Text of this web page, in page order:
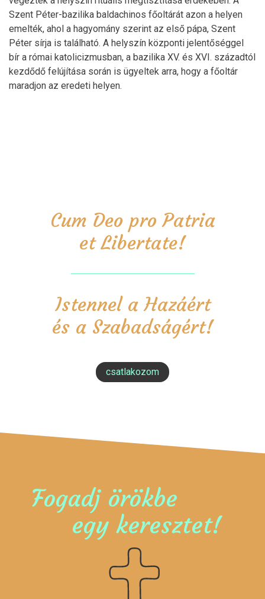
Szent Péter-bazilika baldachinos főoltárát azon a helyen
emelték, ahol a hagyomány szerint az első pápa, Szent
Péter sírja is található. A helyszín központi jelentőséggel
bír a római katolicizmusban, a bazilika XV. és XVI. századtól
kezdődő felújítása során is ügyeltek arra, hogy a főoltár
maradjon az eredeti helyen.
Cum Deo pro Patria
et Libertate!
Istennel a Hazáért
és a Szabadságért!
csatlakozom
Fogadj örökbe
egy keresztet!